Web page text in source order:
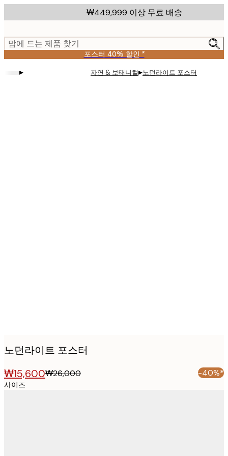
to
content.
₩449,999 이상 무료 배송
맘에 드는 제품 찾기
포스터 40% 할인 *
▸ 자연 & 보태니컬▸노던라이트 포스터
노던라이트 포스터
₩15,600₩26,000 -40%*
사이즈